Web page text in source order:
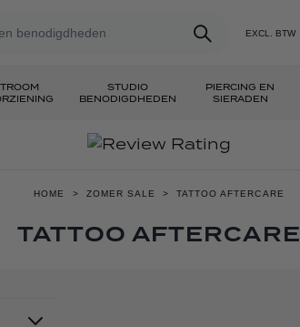
15% KORTING OP INKT! | GEBRUIK DE CODE INK15
STUDIO
BENODIGDHEDEN
PIERCING EN
SIERADEN
EXCL. BTW
HOME > ZOMER SALE > TATTOO AFTERCARE
TATTOO AFTERCARE